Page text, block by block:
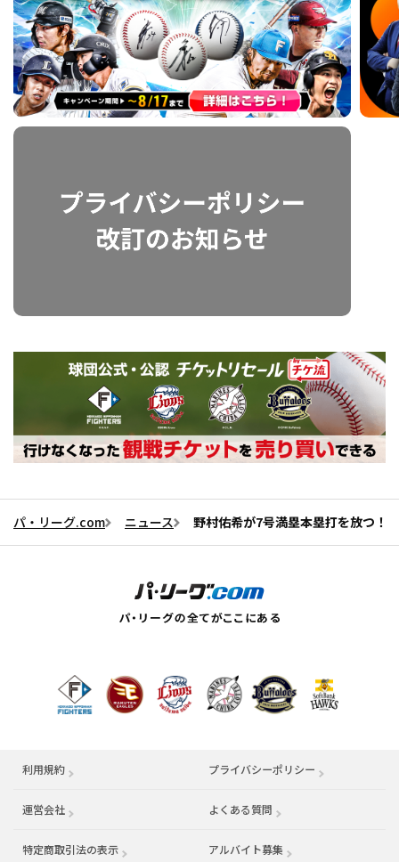
パ・リーグ.com ニュース 野村佑希が7号満塁本塁打を放つ！
利用規約 プライバシーポリシー
運営会社 （別ウィンドウで開く） よくある質問
特定商取引法の表示 アルバイト募集 （別ウィンドウで開く